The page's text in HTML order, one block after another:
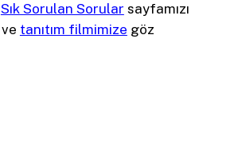
Sık Sorulan Sorular sayfamızı
tanıtım filmimize göz